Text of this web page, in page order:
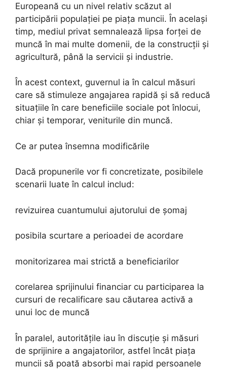
Europeană cu un nivel relativ scăzut al
participării populației pe piața muncii. În același
timp, mediul privat semnalează lipsa forței de
muncă în mai multe domenii, de la construcții și
agricultură, până la servicii și industrie.
În acest context, guvernul ia în calcul măsuri
care să stimuleze angajarea rapidă și să reducă
situațiile în care beneficiile sociale pot înlocui,
chiar și temporar, veniturile din muncă.
Ce ar putea însemna modificările
Dacă propunerile vor fi concretizate, posibilele
scenarii luate în calcul includ:
revizuirea cuantumului ajutorului de șomaj
posibila scurtare a perioadei de acordare
monitorizarea mai strictă a beneficiarilor
corelarea sprijinului financiar cu participarea la
cursuri de recalificare sau căutarea activă a
unui loc de muncă
În paralel, autoritățile iau în discuție și măsuri
de sprijinire a angajatorilor, astfel încât piața
muncii să poată absorbi mai rapid persoanele